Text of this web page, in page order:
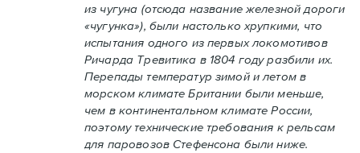
из чугуна (отсюда название железной дороги
«чугунка»), были настолько хрупкими, что
испытания одного из первых локомотивов
Ричарда Тревитика в 1804 году разбили их.
Перепады температур зимой и летом в
морском климате Британии были меньше,
чем в континентальном климате России,
поэтому технические требования к рельсам
для паровозов Стефенсона были ниже.